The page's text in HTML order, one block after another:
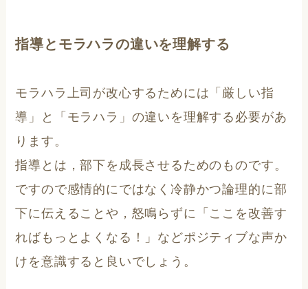
指導とモラハラの違いを理解する
モラハラ上司が改心するためには「厳しい指
導」と「モラハラ」の違いを理解する必要があ
ります。
指導とは，部下を成長させるためのものです。
ですので感情的にではなく冷静かつ論理的に部
下に伝えることや，怒鳴らずに「ここを改善す
ればもっとよくなる！」などポジティブな声か
けを意識すると良いでしょう。